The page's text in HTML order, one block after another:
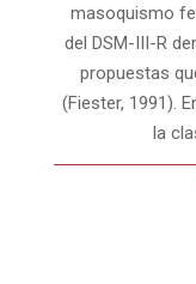
masoquismo
del DSM-III-R
propuestas
(Fiester, 1991).
la